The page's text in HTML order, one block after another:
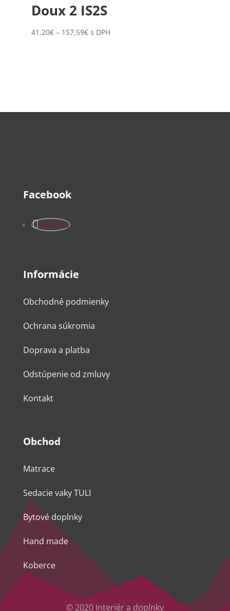
160,68€
Doux 2 IS2S
41,20€ – 157,59€Price
s DPH
Facebook
Sledova
Informácie
Obchodné podmienky
Ochrana súkromia
Doprava a platba
Odstúpenie od zmluvy
Kontakt
Obchod
Matrace
Sedacie vaky TULI
Bytové doplnky
Hand made
Koberce
© 2020 Interiér a doplnky